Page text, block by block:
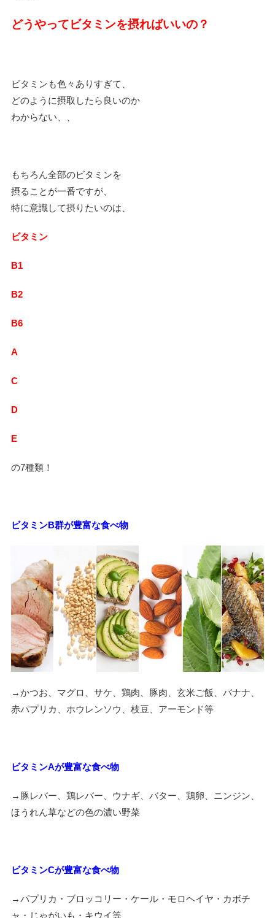
どうやってビタミンを摂ればいいの？
ビタミンも色々ありすぎて、
どのように摂取したら良いのか
わからない、、
もちろん全部のビタミンを
摂ることが一番ですが、
特に意識して摂りたいのは、
ビタミン
B1
B2
B6
A
C
D
E
の7種類！
ビタミンB群が豊富な食べ物
→かつお、 マグロ、サケ、鶏肉、豚肉、玄米ご飯、バナナ、
赤パプリカ、ホウレンソウ、枝豆、アーモンド等
ビタミンAが豊富な食べ物
→ 豚レバー、鶏レバー、ウナギ、バター、鶏卵、ニンジン、
ほうれん草などの色の濃い野菜
ビタミンCが豊富な食べ物
→パプリカ・ブロッコリー・ケール・モロヘイヤ・カボチ
ャ・じゃがいも・キウイ等